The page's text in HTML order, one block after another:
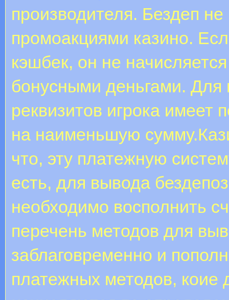
производителя. Бездеп
промоакциями казино.
кэшбек, он не
бонусными деньгами.
реквизитов игрока имеет
на наименьшую
что, эту платежную
есть, для вывода
необходимо восполнить
перечень методов для
заблаговременно и
платежных методов,